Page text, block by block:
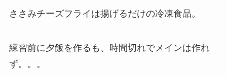
ささみチーズフライは揚げるだけの冷凍食品。
練習前に夕飯を作るも、時間切れでメインは作れ
ず。。。